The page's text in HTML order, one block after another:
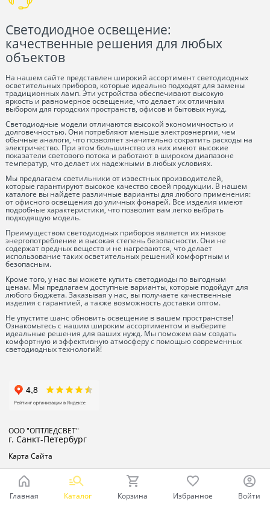
Светодиодное освещение:
качественные решения для любых
объектов
На нашем сайте представлен широкий ассортимент светодиодных
осветительных приборов, которые идеально подходят для замены
традиционных ламп. Эти устройства обеспечивают высокую
яркость и равномерное освещение, что делает их отличным
выбором для городских пространств, офисов и бытовых нужд.
Светодиодные модели отличаются высокой экономичностью и
долговечностью. Они потребляют меньше электроэнергии, чем
обычные аналоги, что позволяет значительно сократить расходы на
электричество. При этом большинство из них имеют высокие
показатели светового потока и работают в широком диапазоне
температур, что делает их надежными в любых условиях.
Мы предлагаем светильники от известных производителей,
которые гарантируют высокое качество своей продукции. В нашем
каталоге вы найдете различные варианты для любого применения:
от офисного освещения до уличных фонарей. Все изделия имеют
подробные характеристики, что позволит вам легко выбрать
подходящую модель.
Преимуществом светодиодных приборов является их низкое
энергопотребление и высокая степень безопасности. Они не
содержат вредных веществ и не нагреваются, что делает
использование таких осветительных решений комфортным и
безопасным.
Кроме того, у нас вы можете купить светодиоды по выгодным
ценам. Мы предлагаем доступные варианты, которые подойдут для
любого бюджета. Заказывая у нас, вы получаете качественные
изделия с гарантией, а также возможность доставки оптом.
Не упустите шанс обновить освещение в вашем пространстве!
Ознакомьтесь с нашим широким ассортиментом и выберите
идеальные решения для ваших нужд. Мы поможем вам создать
комфортную и эффективную атмосферу с помощью современных
светодиодных технологий!
ООО "ОПТЛЕДСВЕТ"
г. Санкт-Петербург
Карта Сайта
Главная Каталог Корзина Избранное Войти